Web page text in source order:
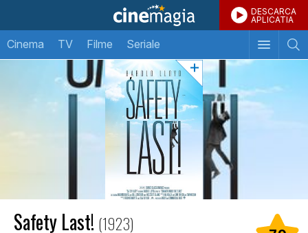
DESCARCA
APLICATIA
Cinema TV Filme Seriale
Safety Last! (1923)